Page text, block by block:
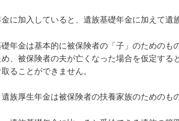
金に加入していると、遺族基礎年金に加えて遺
年金は基本的に被保険者の「子」のためのも
め、被保険者の夫が亡くなった場合を仮定す
ることができません。
族厚生年金は被保険者の扶養家族のためのも